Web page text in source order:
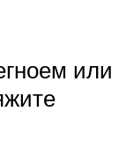
или